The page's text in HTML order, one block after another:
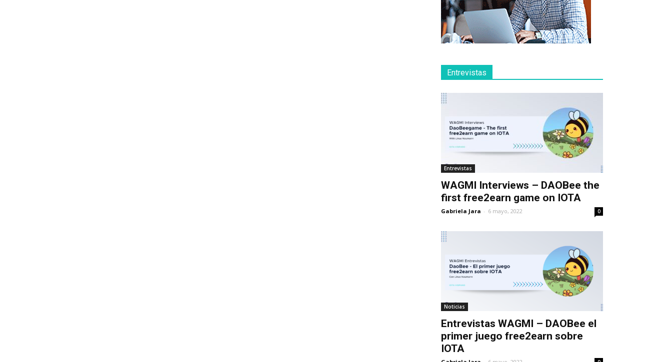
Entrevistas
Entrevistas
WAGMI Interviews – DAOBee the
first free2earn game on IOTA
Gabriela Jara - 6 mayo, 2022 0
Noticias
Entrevistas WAGMI – DAOBee el
primer juego free2earn sobre
IOTA